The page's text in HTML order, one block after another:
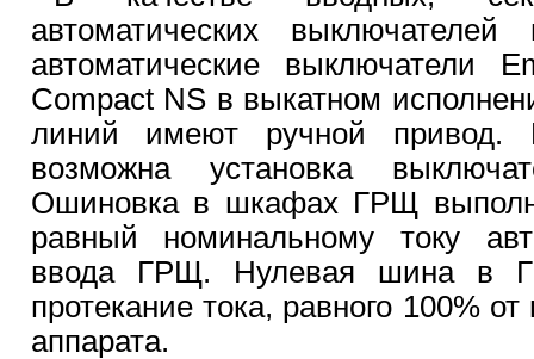
автоматических выключателей
автоматические выключатели
Compact NS в выкатном
линий имеют ручной привод.
возможна установка
Ошиновка в шкафах ГРЩ
равный номинальному току
ввода ГРЩ. Нулевая шина в
протекание тока, равного 100%
аппарата.